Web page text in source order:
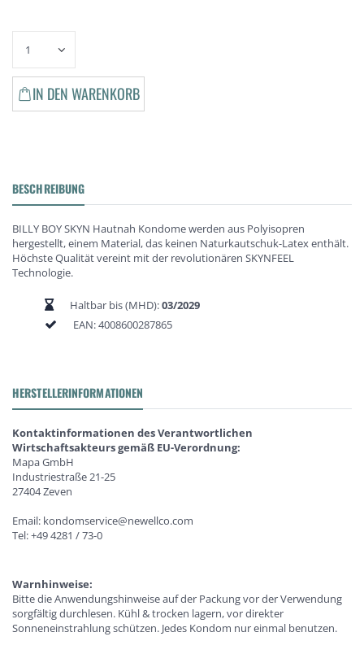
IN DEN WARENKORB
BESCHREIBUNG
BILLY BOY SKYN Hautnah Kondome werden aus Polyisopren
hergestellt, einem Material, das keinen Naturkautschuk-Latex enthält.
Höchste Qualität vereint mit der revolutionären SKYNFEEL
Technologie.
Haltbar bis (MHD):03/2029
EAN:4008600287865
HERSTELLERINFORMATIONEN
Kontaktinformationen des Verantwortlichen
Wirtschaftsakteurs gemäß EU-Verordnung:
Mapa GmbH
Industriestraße 21-25
27404 Zeven
Email: kondomservice@newellco.com
Tel: +49 4281 / 73-0
Warnhinweise:
Bitte die Anwendungshinweise auf der Packung vor der Verwendung
sorgfältig durchlesen. Kühl & trocken lagern, vor direkter
Sonneneinstrahlung schützen. Jedes Kondom nur einmal benutzen.